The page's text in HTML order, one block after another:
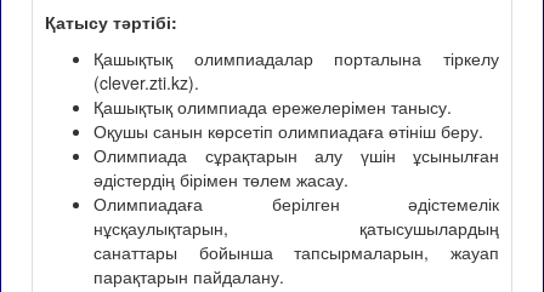
Қатысу тәртібі:
Қашықтық олимпиадалар порталына тіркелу
(clever.zti.kz).
Қашықтық олимпиада ережелерімен танысу.
Оқушы санын көрсетіп олимпиадаға өтініш беру.
Олимпиада сұрақтарын алу үшін ұсынылған
әдістердің бірімен төлем жасау.
Олимпиадаға берілген әдістемелік
нұсқаулықтарын, қатысушылардың
санаттары бойынша тапсырмаларын, жауап
парақтарын пайдалану.